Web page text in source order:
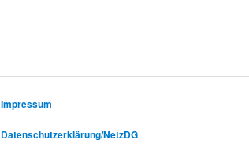
Impressum
Datenschutzerklärung/NetzDG